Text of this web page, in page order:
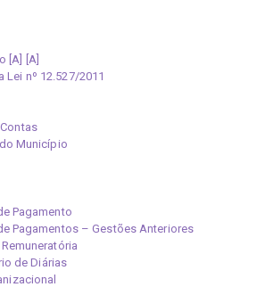
[A]
Lei nº 12.527/2011
Município
Pagamento
Pagamentos – Gestões Anteriores
de Diárias